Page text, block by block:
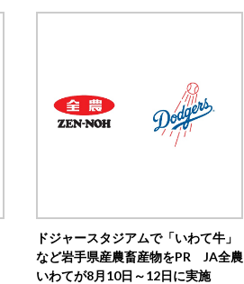
ドジャースタジアムで「いわて牛」
など岩手県産農畜産物をPR JA全農
いわてが8月10日～12日に実施